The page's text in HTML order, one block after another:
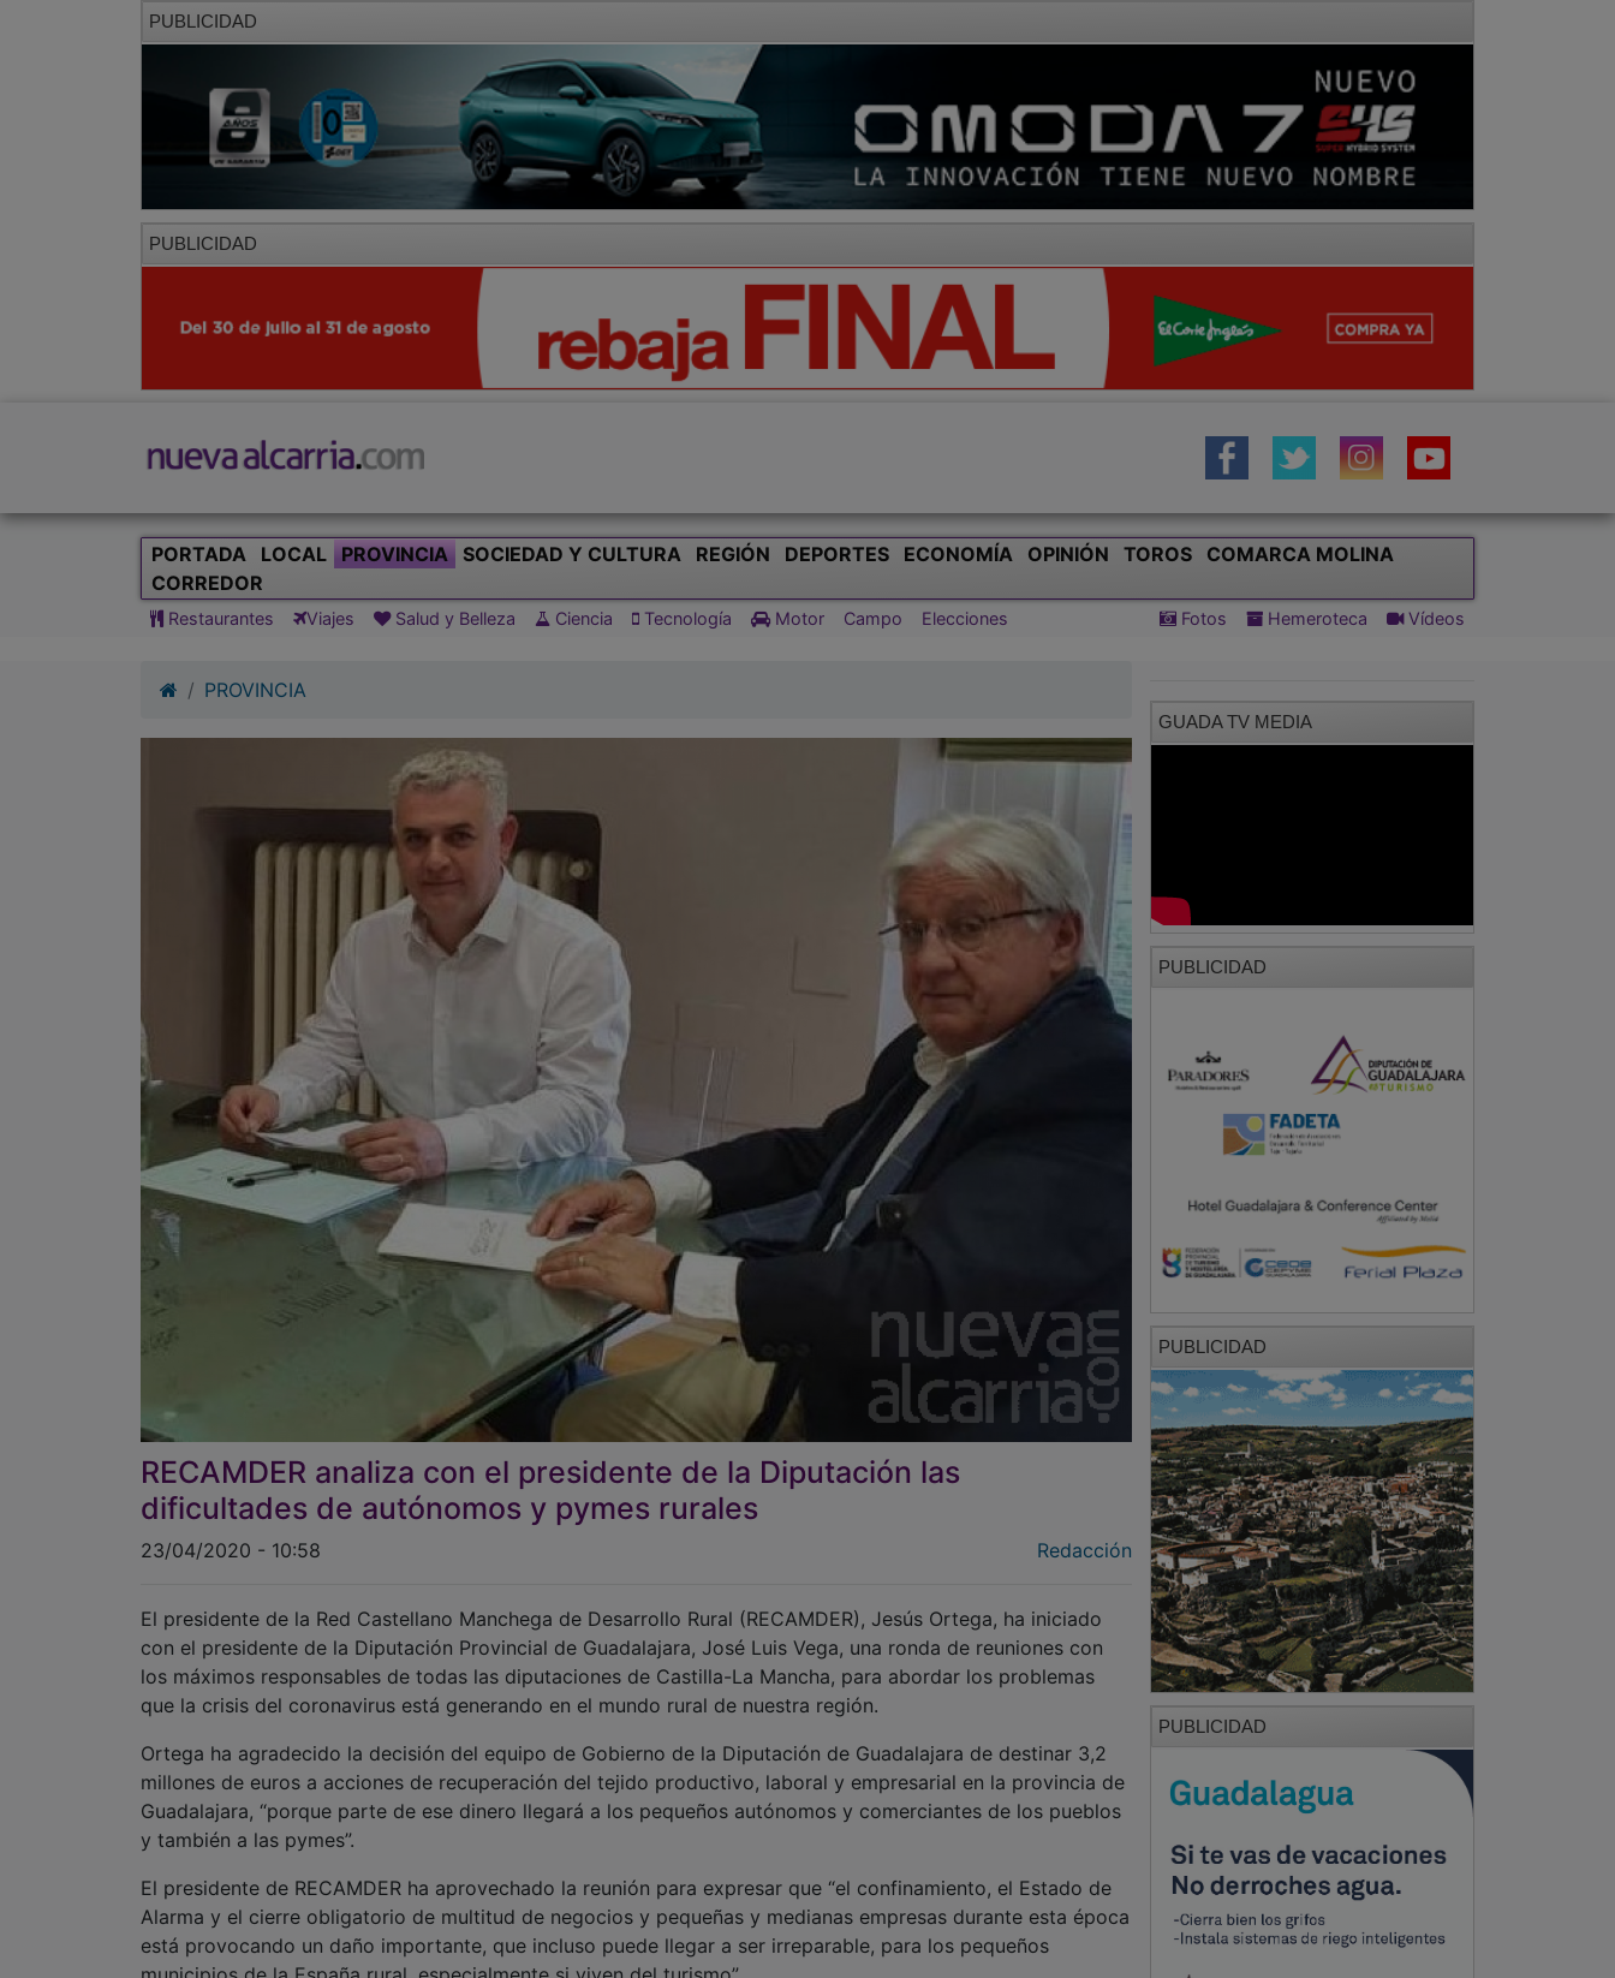
PUBLICIDAD
PUBLICIDAD
PORTADA LOCAL PROVINCIA SOCIEDAD Y CULTURA REGIÓN DEPORTES ECONOMÍA OPINIÓN TOROS
COMARCA MOLINA
CORREDOR
Restaurantes Viajes Salud y Belleza Ciencia Tecnología Motor Campo Elecciones Fotos Hemeroteca Vídeos
PROVINCIA
RECAMDER analiza con el presidente de la Diputación las
dificultades de autónomos y pymes rurales
23/04/2020 - 10:58 Redacción
El presidente de la Red Castellano Manchega de Desarrollo Rural (RECAMDER), Jesús Ortega, ha iniciado
con el presidente de la Diputación Provincial de Guadalajara, José Luis Vega, una ronda de reuniones con
los máximos responsables de todas las diputaciones de Castilla-La Mancha, para abordar los problemas
que la crisis del coronavirus está generando en el mundo rural de nuestra región.
Ortega ha agradecido la decisión del equipo de Gobierno de la Diputación de Guadalajara de destinar 3,2
millones de euros a acciones de recuperación del tejido productivo, laboral y empresarial en la provincia de
Guadalajara, “porque parte de ese dinero llegará a los pequeños autónomos y comerciantes de los pueblos
y también a las pymes”.
El presidente de RECAMDER ha aprovechado la reunión para expresar que “el confinamiento, el Estado de
Alarma y el cierre obligatorio de multitud de negocios y pequeñas y medianas empresas durante esta época
está provocando un daño importante, que incluso puede llegar a ser irreparable, para los pequeños
GUADA TV MEDIA
PUBLICIDAD
PUBLICIDAD
PUBLICIDAD